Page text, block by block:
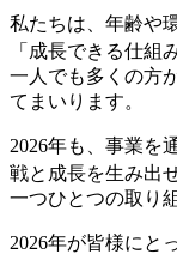
私たちは、年齢や
「成長できる仕
一人でも多くの方
てまいります。
2026年も、事業を
戦と成長を生み出
一つひとつの取り
2026年が皆様にと